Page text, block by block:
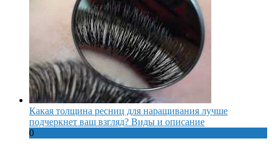
Какая толщина ресниц для наращивания лучше
подчеркнет ваш взгляд? Виды и описание
0